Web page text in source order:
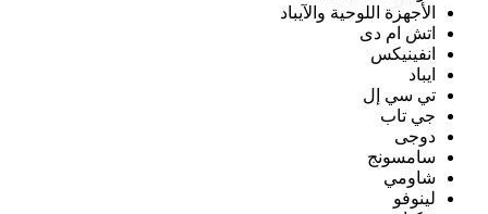
الأجهزة اللوحية والآيباد
اتش ام دى
انفينيكس
ايباد
تي سي إل
جي تاب
دوجى
سامسونج
شاومي
لينوفو